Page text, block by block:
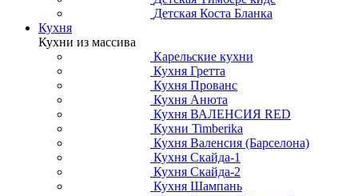
Детская Коста Бланка
Кухня
Кухни из массива
Карельские кухни
Кухня Гретта
Кухня Прованс
Кухня Анюта
Кухня ВАЛЕНСИЯ RED
Кухни Timberika
Кухня Валенсия (Барселона)
Кухня Скайда-1
Кухня Скайда-2
Кухня Шампань